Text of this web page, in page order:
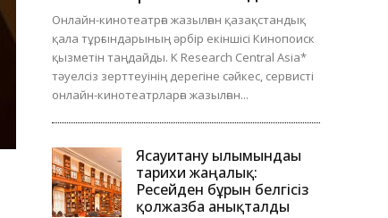
Онлайн-кинотеатрға жазылған қазақстандық
қала тұрғындарының әрбір екіншісі Кинопоиск
қызметін таңдайды. K Research Central Asia*
тәуелсіз зерттеуінің дерегіне сәйкес, сервисті
онлайн-кинотеатрларға жазылған...
Ясауитану ғылымындағы
тарихи жаңалық:
Ресейден бұрын белгісіз
қолжазба анықталды